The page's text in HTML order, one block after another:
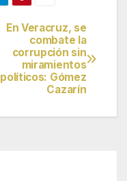
En Veracruz, se
combate la
corrupción sin
miramientos
políticos: Gómez
Cazarín